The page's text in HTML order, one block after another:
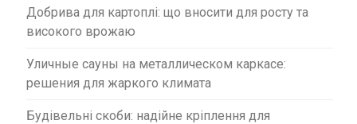
Добрива для картоплі: що вносити для росту та
високого врожаю
Уличные сауны на металлическом каркасе:
решения для жаркого климата
Будівельні скоби: надійне кріплення для